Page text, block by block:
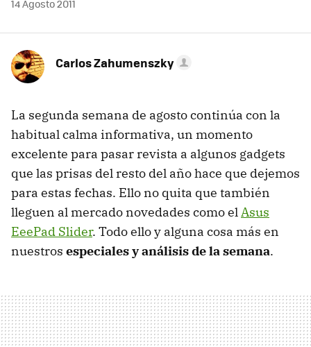
14 Agosto 2011
Carlos Zahumenszky
La segunda semana de agosto continúa con la
habitual calma informativa, un momento
excelente para pasar revista a algunos gadgets
que las prisas del resto del año hace que dejemos
para estas fechas. Ello no quita que también
lleguen al mercado novedades como elAsus
EeePad Slider. Todo ello y alguna cosa más en
nuestros especiales y análisis de la semana.